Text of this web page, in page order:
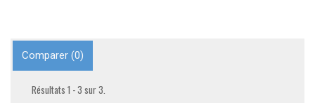
Comparer (0)
Résultats 1 - 3 sur 3.